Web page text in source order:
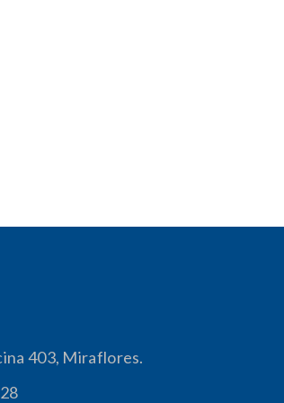
403, Miraflores.